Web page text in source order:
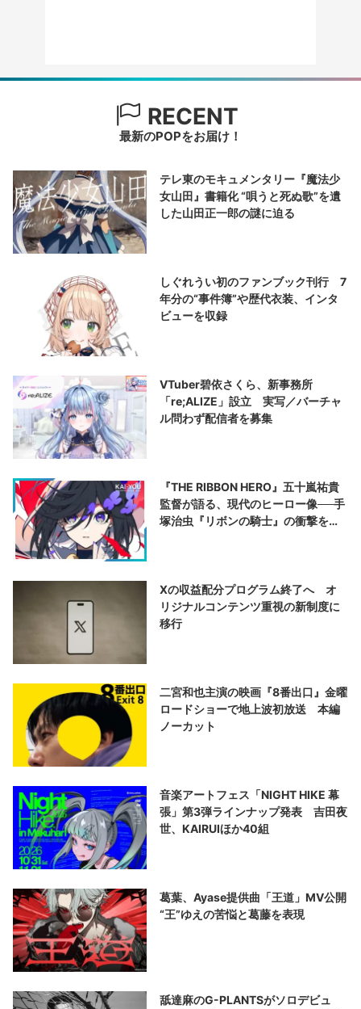
RECENT
最新のPOPをお届け！
テレ東のモキュメンタリー『魔法少
女山田』書籍化 “唄うと死ぬ歌”を遺
した山田正一郎の謎に迫る
しぐれうい初のファンブック刊行 7
年分の“事件簿”や歴代衣装、インタ
ビューを収録
VTuber碧依さくら、新事務所
「re;ALIZE」設立 実写／バーチャ
ル問わず配信者を募集
『THE RIBBON HERO』五十嵐祐貴
監督が語る、現代のヒーロー像──手
塚治虫『リボンの騎士』の衝撃を再
Xの収益配分プログラム終了へ オ
リジナルコンテンツ重視の新制度に
移行
二宮和也主演の映画『8番出口』金曜
ロードショーで地上波初放送 本編
ノーカット
音楽アートフェス「NIGHT HIKE 幕
張」第3弾ラインナップ発表 吉田夜
世、KAIRUIほか40組
葛葉、Ayase提供曲「王道」MV公開
“王”ゆえの苦悩と葛藤を表現
舐達麻のG-PLANTSがソロデビュ